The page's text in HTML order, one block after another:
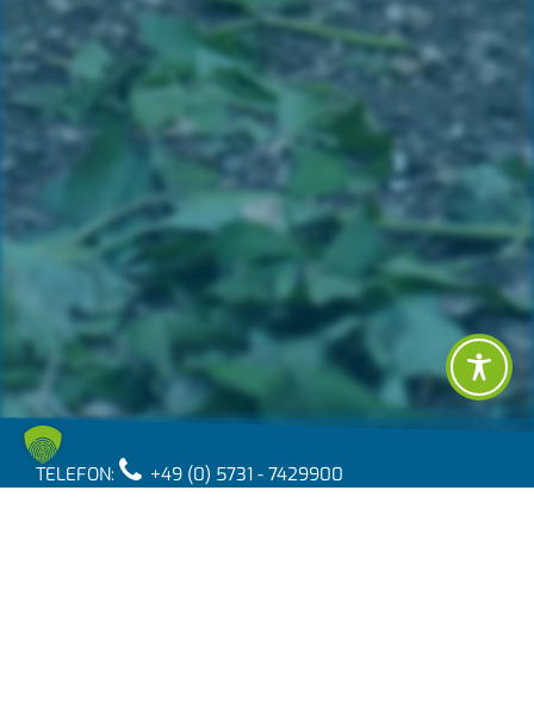
TELEFON: +49 (0) 5731 - 7429900